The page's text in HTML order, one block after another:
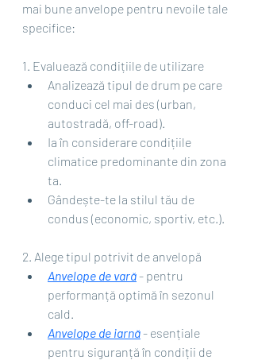
mai bune anvelope pentru nevoile tale
specifice:
1. Evaluează condițiile de utilizare
Analizează tipul de drum pe care
conduci cel mai des (urban,
autostradă, off-road).
Ia în considerare condițiile
climatice predominante din zona
ta.
Gândește-te la stilul tău de
condus (economic, sportiv, etc.).
2. Alege tipul potrivit de anvelopă
Anvelope de vară - pentru
performanță optimă în sezonul
cald.
Anvelope de iarnă - esențiale
pentru siguranță în condiții de